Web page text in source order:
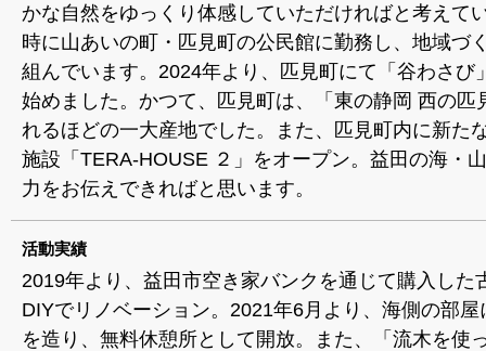
かな自然をゆっくり体感していただければと考えて
時に山あいの町・匹見町の公民館に勤務し、地域づ
組んでいます。2024年より、匹見町にて「谷わさび
始めました。かつて、匹見町は、「東の静岡 西の匹
れるほどの一大産地でした。また、匹見町内に新た
施設「TERA-HOUSE ２」をオープン。益田の海・
力をお伝えできればと思います。
活動実績
2019年より、益田市空き家バンクを通じて購入した
DIYでリノベーション。2021年6月より、海側の部屋
を造り、無料休憩所として開放。また、「流木を使